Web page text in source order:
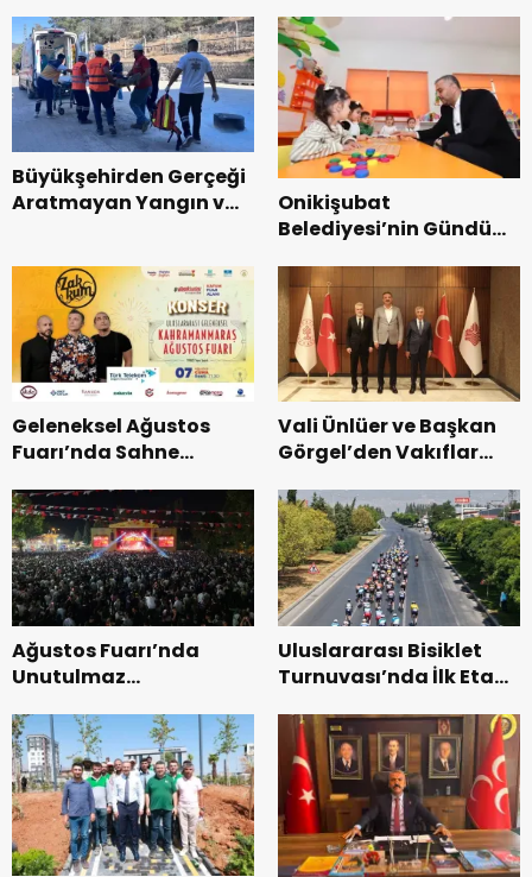
Büyükşehirden Gerçeği
Aratmayan Yangın ve
Onikişubat
Belediyesi’nin Gündüz
dönemin ön kayıtları
başladı.
Geleneksel Ağustos
Fuarı’nda Sahne
Vali Ünlüer ve Başkan
Görgel’den Vakıflar
ziyaret.
Ağustos Fuarı’nda
Unutulmaz
Uluslararası Bisiklet
Turnuvası’nda İlk Etap
Tamamlandı.